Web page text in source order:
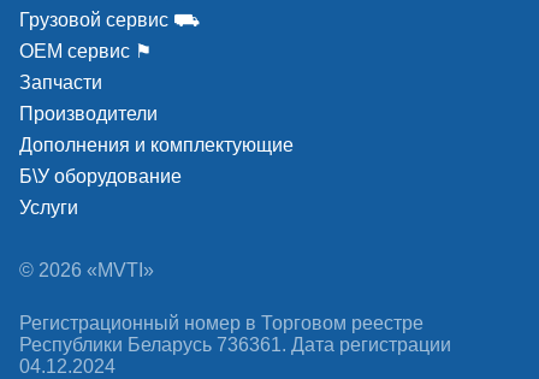
Грузовой сервис ⛟
ОЕМ сервис ⚑
Запчасти
Производители
Дополнения и комплектующие
Б\У оборудование
Услуги
© 2026 «MVTI»
Регистрационный номер в Торговом реестре
Республики Беларусь 736361. Дата регистрации
04.12.2024